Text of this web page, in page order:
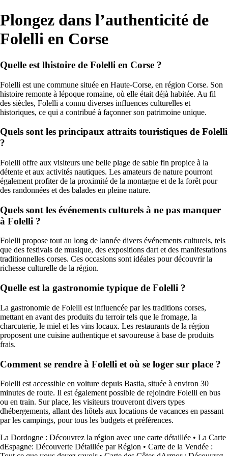
Plongez dans l’authenticité de
Folelli en Corse
Quelle est lhistoire de Folelli en Corse ?
Folelli est une commune située en Haute-Corse, en région Corse. Son
histoire remonte à lépoque romaine, où elle était déjà habitée. Au fil
des siècles, Folelli a connu diverses influences culturelles et
historiques, ce qui a contribué à façonner son patrimoine unique.
Quels sont les principaux attraits touristiques de Folelli
?
Folelli offre aux visiteurs une belle plage de sable fin propice à la
détente et aux activités nautiques. Les amateurs de nature pourront
également profiter de la proximité de la montagne et de la forêt pour
des randonnées et des balades en pleine nature.
Quels sont les événements culturels à ne pas manquer
à Folelli ?
Folelli propose tout au long de lannée divers événements culturels, tels
que des festivals de musique, des expositions dart et des manifestations
traditionnelles corses. Ces occasions sont idéales pour découvrir la
richesse culturelle de la région.
Quelle est la gastronomie typique de Folelli ?
La gastronomie de Folelli est influencée par les traditions corses,
mettant en avant des produits du terroir tels que le fromage, la
charcuterie, le miel et les vins locaux. Les restaurants de la région
proposent une cuisine authentique et savoureuse à base de produits
frais.
Comment se rendre à Folelli et où se loger sur place ?
Folelli est accessible en voiture depuis Bastia, située à environ 30
minutes de route. Il est également possible de rejoindre Folelli en bus
ou en train. Sur place, les visiteurs trouveront divers types
dhébergements, allant des hôtels aux locations de vacances en passant
par les campings, pour tous les budgets et préférences.
La Dordogne : Découvrez la région avec une carte détaillée • La Carte
dEspagne: Découverte Détaillée par Région • Carte de la Vendée :